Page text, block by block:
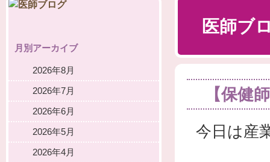
医師ブ
【保健
今日は産
月別アーカイブ
2026年8月
2026年7月
2026年6月
2026年5月
2026年4月